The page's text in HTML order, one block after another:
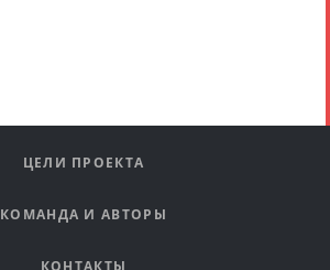
ЦЕЛИ ПРОЕКТА
КОМАНДА И АВТОРЫ
КОНТАКТЫ